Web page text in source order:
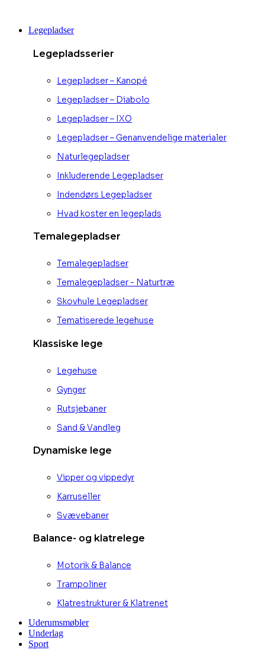
indholdLegepladser
Legepladsserier
Legepladser – Kanopé
Legepladser – Diabolo
Legepladser – IXO
Legepladser – Genanvendelige materialer
Naturlegepladser
Inkluderende Legepladser
Indendørs Legepladser
Hvad koster en legeplads
Temalegepladser
Temalegepladser
Temalegepladser - Naturtræ
Skovhule Legepladser
Tematiserede legehuse
Klassiske lege
Legehuse
Gynger
Rutsjebaner
Sand & Vandleg
Dynamiske lege
Vipper og vippedyr
Karruseller
Svævebaner
Balance- og klatrelege
Motorik & Balance
Trampoliner
Klatrestrukturer & Klatrenet
Uderumsmøbler
Underlag
Sport